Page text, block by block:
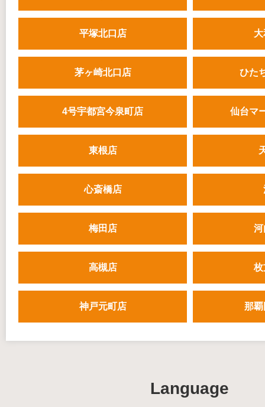
平塚北口店
茅ヶ崎北口店 ひた
4号宇都宮今泉町店 仙台マ
東根店
心斎橋店
梅田店 河
高槻店 枚
神戸元町店 那
Language